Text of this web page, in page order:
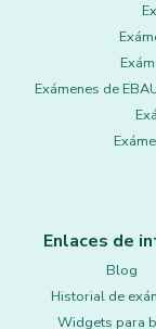
Exámenes de
Enlaces de
Blog
Historial de
Widgets para